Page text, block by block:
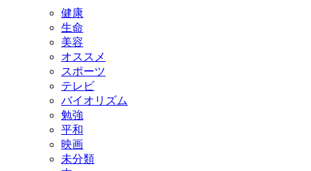
健康
生命
美容
オススメ
スポーツ
テレビ
バイオリズム
勉強
平和
映画
未分類